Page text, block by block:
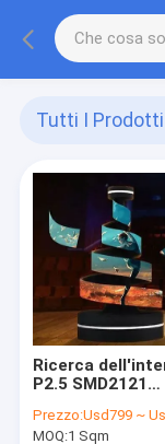
Tutti I Prodotti
Ricerca
P2.5 SMD2121
1/24
di LED di colore
Prezzo:Usd799 ~ Usd1399 / Sqm (
MOQ:1 Sqm